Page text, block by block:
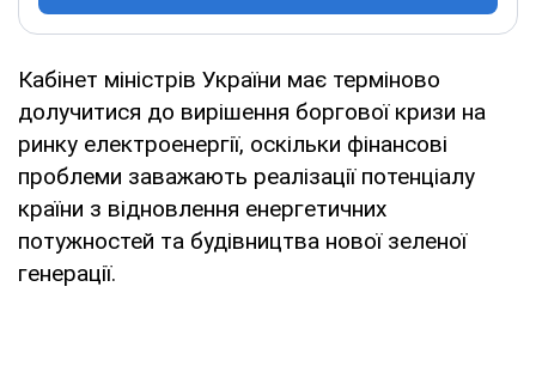
Кабінет міністрів України має терміново
долучитися до вирішення боргової кризи на
ринку електроенергії, оскільки фінансові
проблеми заважають реалізації потенціалу
країни з відновлення енергетичних
потужностей та будівництва нової зеленої
генерації.